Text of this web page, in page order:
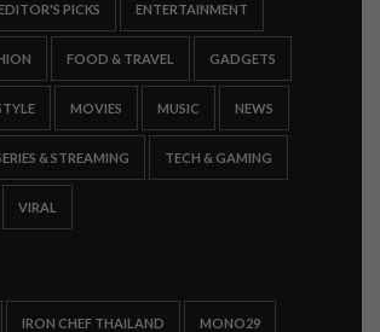
PICKS ENTERTAINMENT
FOOD & TRAVEL GADGETS
MOVIES MUSIC NEWS
& STREAMING TECH & GAMING
VIRAL
IRON CHEF THAILAND MONO29